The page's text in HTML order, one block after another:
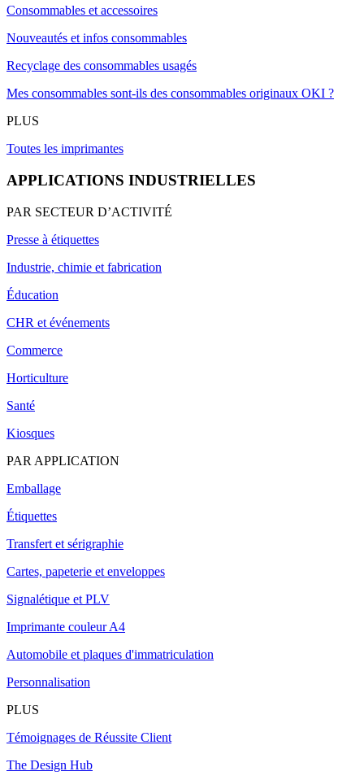
Consommables et accessoires
Nouveautés et infos consommables
Recyclage des consommables usagés
Mes consommables sont-ils des consommables originaux OKI ?
PLUS
Toutes les imprimantes
APPLICATIONS INDUSTRIELLES
PAR SECTEUR D’ACTIVITÉ
Presse à étiquettes
Industrie, chimie et fabrication
Éducation
CHR et événements
Commerce
Horticulture
Santé
Kiosques
PAR APPLICATION
Emballage
Étiquettes
Transfert et sérigraphie
Cartes, papeterie et enveloppes
Signalétique et PLV
Imprimante couleur A4
Automobile et plaques d'immatriculation
Personnalisation
PLUS
Témoignages de Réussite Client
The Design Hub